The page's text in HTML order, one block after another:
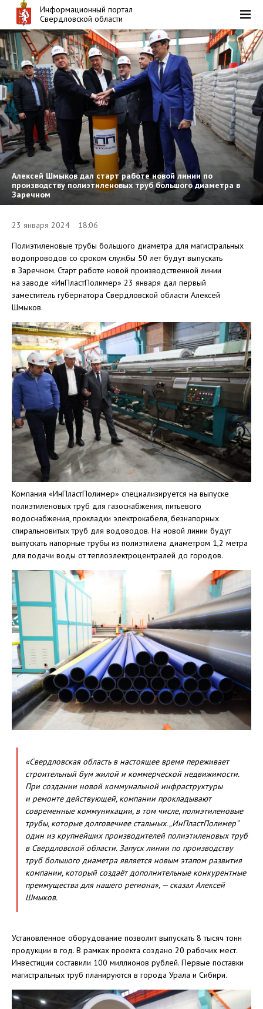
Информационный портал
Свердловской области
Алексей Шмыков дал старт работе новой линии по
производству полиэтиленовых труб большого диаметра в
Заречном
23 января 2024 18:06
Полиэтиленовые трубы большого диаметра для магистральных
водопроводов со сроком службы 50 лет будут выпускать
в Заречном. Старт работе новой производственной линии
на заводе «ИнПластПолимер» 23 января дал первый
заместитель губернатора Свердловской области Алексей
Шмыков.
Компания «ИнПластПолимер» специализируется на выпуске
полиэтиленовых труб для газоснабжения, питьевого
водоснабжения, прокладки электрокабеля, безнапорных
спиральновитых труб для водоводов. На новой линии будут
выпускать напорные трубы из полиэтилена диаметром 1,2 метра
для подачи воды от теплоэлектроцентралей до городов.
«Свердловская область в настоящее время переживает
строительный бум жилой и коммерческой недвижимости.
При создании новой коммунальной инфраструктуры
и ремонте действующей, компании прокладывают
современные коммуникации, в том числе, полиэтиленовые
трубы, которые долговечнее стальных. „ИнПластПолимер“
один из крупнейших производителей полиэтиленовых труб
в Свердловской области. Запуск линии по производству
труб большого диаметра является новым этапом развития
компании, который создаёт дополнительные конкурентные
преимущества для нашего региона», — сказал Алексей
Шмыков.
Установленное оборудование позволит выпускать 8 тысяч тонн
продукции в год. В рамках проекта создано 20 рабочих мест.
Инвестиции составили 100 миллионов рублей. Первые поставки
магистральных труб планируются в города Урала и Сибири.